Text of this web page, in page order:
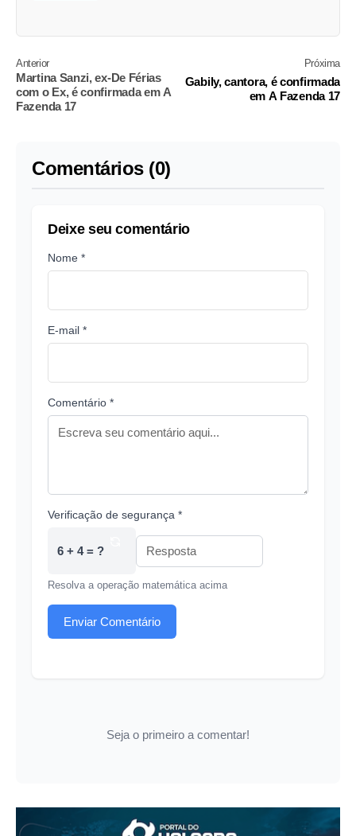
Anterior
Martina Sanzi, ex-De Férias
com o Ex, é confirmada em A
Fazenda 17
Próxima
Gabily, cantora, é confirmada
em A Fazenda 17
Comentários (0)
Deixe seu comentário
Nome *
E-mail *
Comentário *
Verificação de segurança *
6 + 4 = ?
Resolva a operação matemática acima
Enviar Comentário
Seja o primeiro a comentar!